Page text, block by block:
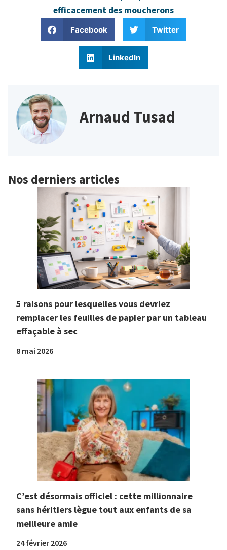
efficacement des moucherons
Facebook Twitter
LinkedIn
Arnaud Tusad
Nos derniers articles
5 raisons pour lesquelles vous devriez
remplacer les feuilles de papier par un tableau
effaçable à sec
8 mai 2026
C’est désormais officiel : cette millionnaire
sans héritiers lègue tout aux enfants de sa
meilleure amie
24 février 2026